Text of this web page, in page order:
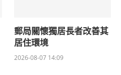
郵局關懷獨居長者改善其
居住環境
2026-08-07 14:09